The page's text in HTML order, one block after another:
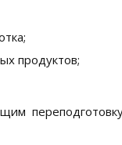
продуктов;